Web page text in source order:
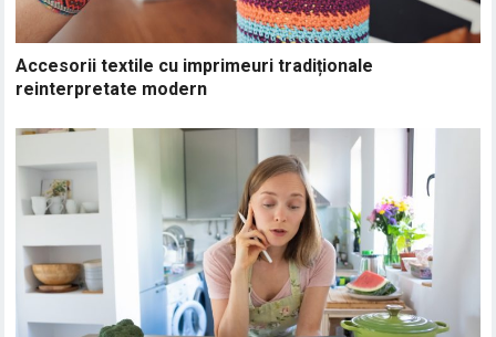
Accesorii textile cu imprimeuri tradiționale
reinterpretate modern